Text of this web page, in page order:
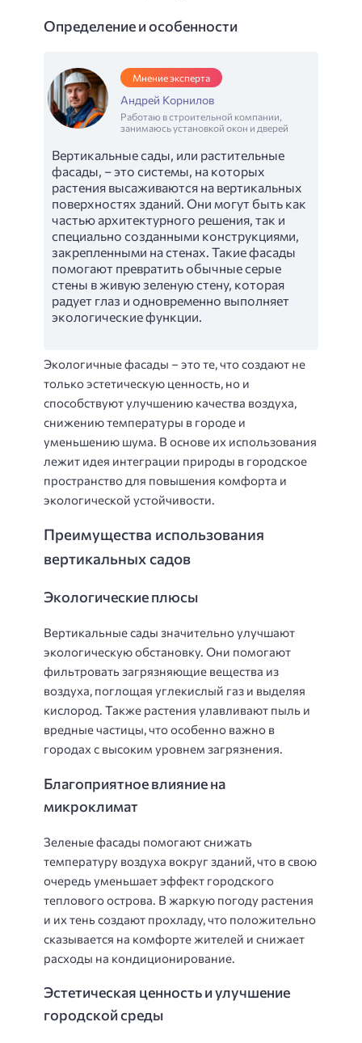
Определение и особенности
Мнение эксперта
Андрей Корнилов
Работаю в строительной компании,
занимаюсь установкой окон и дверей
Вертикальные сады, или растительные
фасады, – это системы, на которых
растения высаживаются на вертикальных
поверхностях зданий. Они могут быть как
частью архитектурного решения, так и
специально созданными конструкциями,
закрепленными на стенах. Такие фасады
помогают превратить обычные серые
стены в живую зеленую стену, которая
радует глаз и одновременно выполняет
экологические функции.
Экологичные фасады – это те, что создают не
только эстетическую ценность, но и
способствуют улучшению качества воздуха,
снижению температуры в городе и
уменьшению шума. В основе их использования
лежит идея интеграции природы в городское
пространство для повышения комфорта и
экологической устойчивости.
Преимущества использования
вертикальных садов
Экологические плюсы
Вертикальные сады значительно улучшают
экологическую обстановку. Они помогают
фильтровать загрязняющие вещества из
воздуха, поглощая углекислый газ и выделяя
кислород. Также растения улавливают пыль и
вредные частицы, что особенно важно в
городах с высоким уровнем загрязнения.
Благоприятное влияние на
микроклимат
Зеленые фасады помогают снижать
температуру воздуха вокруг зданий, что в свою
очередь уменьшает эффект городского
теплового острова. В жаркую погоду растения
и их тень создают прохладу, что положительно
сказывается на комфорте жителей и снижает
расходы на кондиционирование.
Эстетическая ценность и улучшение
городской среды